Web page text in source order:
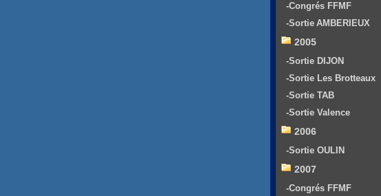
-Congrés FFMF
-Sortie AMBERIEUX
2005
-Sortie DIJON
-Sortie Les Brotteaux
-Sortie TAB
-Sortie Valence
2006
-Sortie OULIN
2007
-Congrés FFMF